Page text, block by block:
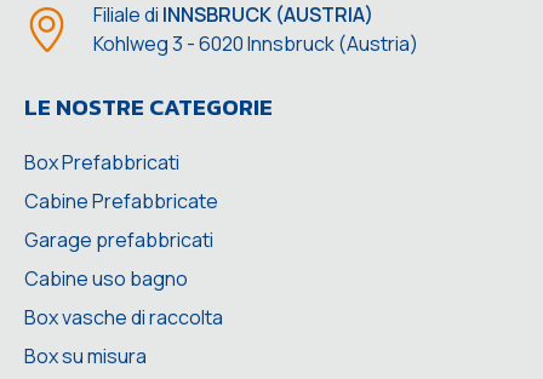
Filiale di INNSBRUCK (AUSTRIA)
Kohlweg 3 - 6020 Innsbruck (Austria)
LE NOSTRE CATEGORIE
Box Prefabbricati
Cabine Prefabbricate
Garage prefabbricati
Cabine uso bagno
Box vasche di raccolta
Box su misura